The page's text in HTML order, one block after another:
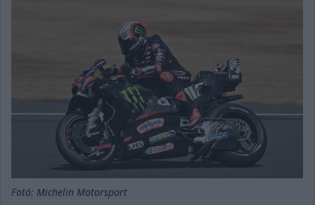
Fotó: Michelin Motorsport